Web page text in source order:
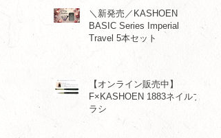
＼新発売／KASHOEN
BASIC Series Imperial
Travel 5本セット
【オンライン販売中】
F×KASHOEN 1883ネイルブ
ラシ